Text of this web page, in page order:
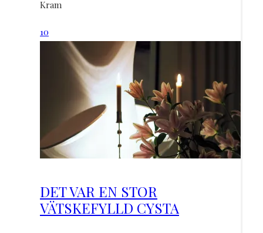
Kram
10
DET VAR EN STOR
VÄTSKEFYLLD CYSTA